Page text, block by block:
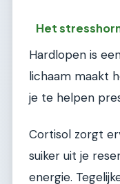
Het
Hardlopen is
lichaam maakt
je te helpen
Cortisol zorgt
suiker uit je
energie.